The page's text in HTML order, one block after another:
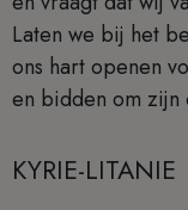
Laten we bij het
ons hart openen
en bidden om zijn
KYRIE-LITANIE